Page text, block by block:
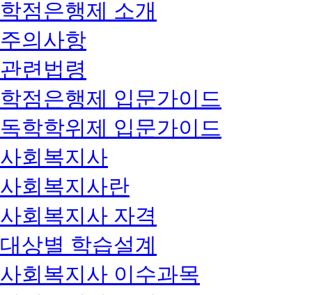
학점은행제 소개
주의사항
관련법령
학점은행제 입문가이드
독학학위제 입문가이드
사회복지사
사회복지사란
사회복지사 자격
대상별 학습설계
사회복지사 이수과목